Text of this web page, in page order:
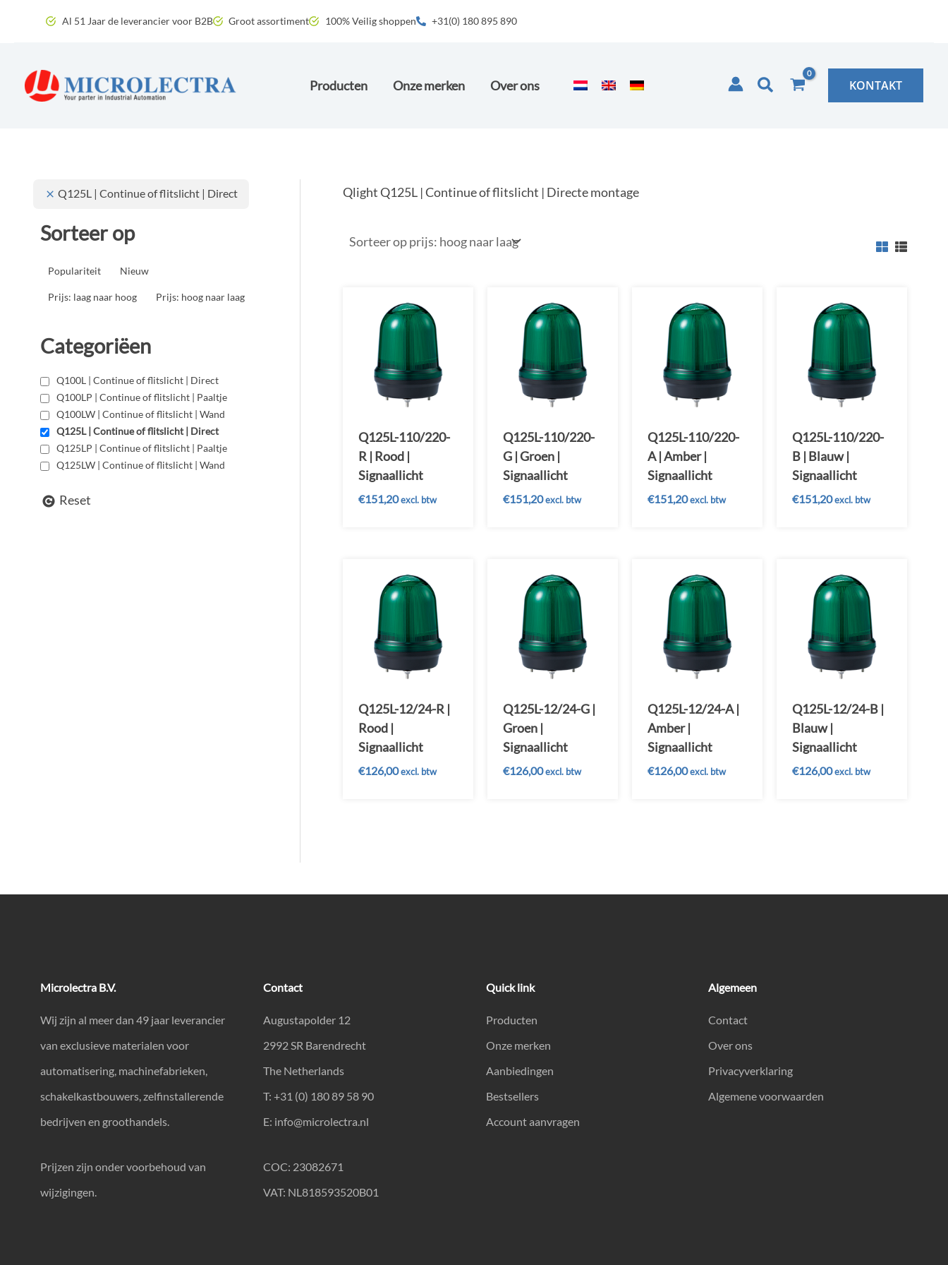
inhoud
Al 51 Jaar de leverancier voor B2B Groot assortiment 100% Veilig shoppen +31(0) 180 895 890
Producten Onze merken Over ons Zoeken KONTAKT
Q125L | Continue of flitslicht | Direct
Sorteer op
Populariteit Nieuw
Prijs: laag naar hoog Prijs: hoog naar laag
Categoriëen
Q100L | Continue of flitslicht | Direct
Q100LP | Continue of flitslicht | Paaltje
Q100LW | Continue of flitslicht | Wand
Q125L | Continue of flitslicht | Direct
Q125LP | Continue of flitslicht | Paaltje
Q125LW | Continue of flitslicht | Wand
Reset
Qlight Q125L | Continue of flitslicht | Directe montage
Q125L-110/220-
R | Rood |
Signaallicht
€151,20 excl. btw
Q125L-110/220-
G | Groen |
Signaallicht
€151,20 excl. btw
Q125L-110/220-
A | Amber |
Signaallicht
€151,20 excl. btw
Q125L-110/220-
B | Blauw |
Signaallicht
€151,20 excl. btw
Q125L-12/24-R |
Rood |
Signaallicht
€126,00 excl. btw
Q125L-12/24-G |
Groen |
Signaallicht
€126,00 excl. btw
Q125L-12/24-A |
Amber |
Signaallicht
€126,00 excl. btw
Q125L-12/24-B |
Blauw |
Signaallicht
€126,00 excl. btw
Microlectra B.V.
Wij zijn al meer dan 49 jaar leverancier
van exclusieve materialen voor
automatisering, machinefabrieken,
schakelkastbouwers, zelfinstallerende
bedrijven en groothandels.
Prijzen zijn onder voorbehoud van
wijzigingen.
Contact
Augustapolder 12
2992 SR Barendrecht
The Netherlands
T: +31 (0) 180 89 58 90
E: info@microlectra.nl
COC: 23082671
VAT: NL818593520B01
Quick link
Producten
Onze merken
Aanbiedingen
Bestsellers
Account aanvragen
Algemeen
Contact
Over ons
Privacyverklaring
Algemene voorwaarden